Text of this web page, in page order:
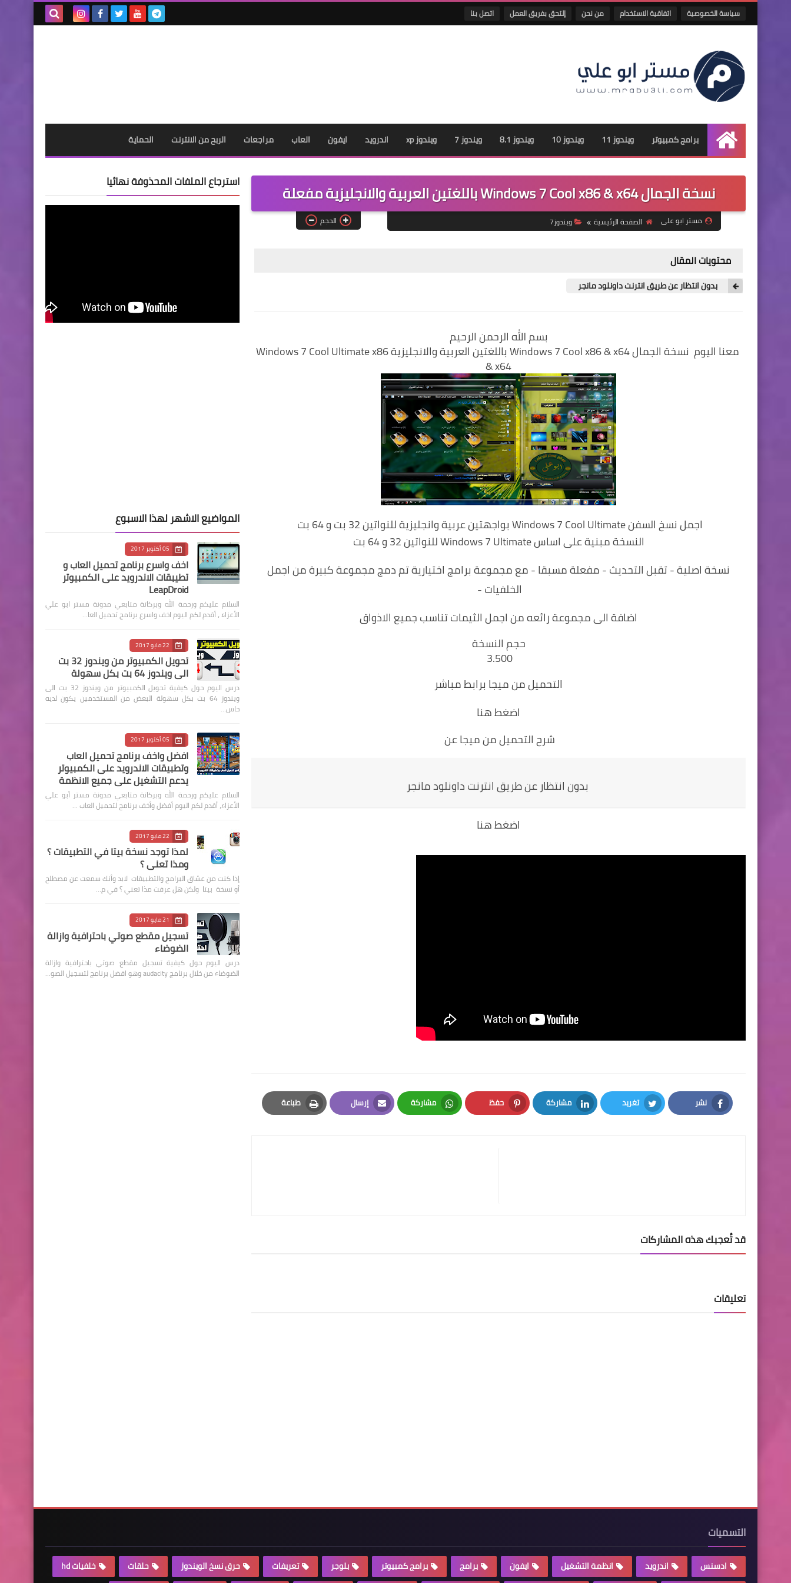
سياسة الخصوصية اتفاقية الاستخدام من نحن إلتحق بفريق العمل اتصل بنا
الرئيسية
برامج كمبيوتر ويندوز 11 ويندوز 10 ويندوز 8.1 ويندوز 7 ويندوز xp اندرويد ايفون العاب مراجعات الربح من الانترنت الحماية
نسخة الجمال Windows 7 Cool x86 & x64 باللغتين العربية والانجليزية مفعلة
مستر ابو على الصفحة الرئيسية ويندوز7 الحجم
محتويات المقال
بدون انتظار عن طريق انترنت داونلود مانجر
بسم الله الرحمن الرحيم
معنا اليوم نسخة الجمال Windows 7 Cool x86 & x64 باللغتين العربية والانجليزية Windows 7 Cool Ultimate x86
& x64
اجمل نسخ السفن Windows 7 Cool Ultimate بواجهتين عربية وانجليزية للنواتين 32 بت و 64 بت
النسخة مبنية على اساس Windows 7 Ultimate للنواتين 32 و 64 بت
نسخة اصلية - تقبل التحديث - مفعلة مسبقا - مع مجموعة برامج اختيارية تم دمج مجموعة كبيرة من اجمل
الخلفيات -
اضافة الى مجموعة رائعه من اجمل الثيمات تناسب جميع الاذواق
حجم النسخة
3.500
التحميل من ميجا برابط مباشر
اضغط هنا
شرح التحميل من ميجا عن
بدون انتظار عن طريق انترنت داونلود مانجر
اضغط هنا
نشر
Facebook
تغريد
Twitter
مشاركة
LinkedIn
حفظ
Pinterest
مشاركة
Whatsapp
إرسال
Email
طباعة
Print
قد تُعجبك هذه المشاركات
تعليقات
استرجاع الملفات المحذوفة نهائيا
المواضيع الاشهر لهذا الاسبوع
05 أكتوبر 2017
اخف واسرع برنامج تحميل العاب و
تطيبقات الاندرويد على الكمبيوتر
LeapDroid
السلام عليكم ورحمة الله وبركاتة متابعي مدونة مستر ابو علي
الأعزاء ، أقدم لكم اليوم اخف واسرع برنامج تحميل العا…
22 مايو 2017
تحويل الكمبيوتر من ويندوز 32 بت
الى ويندوز 64 بت بكل سهولة
درس اليوم حول كيفية تحويل الكمبيوتر من ويندوز 32 بت الى
ويندوز 64 بت بكل سهولة البعض من المستخدمين يكون لديه
حاس…
05 أكتوبر 2017
افضل واخف برنامج تحميل العاب
وتطبيقات الاندرويد على الكمبيوتر
يدعم التشغيل على جميع الانظمة
السلام عليكم ورحمة الله وبركاتة متابعي مدونة مستر أبو علي
الأعزاء، أقدم لكم اليوم أفضل وأخف برنامج لتحميل العاب …
22 مايو 2017
لمذا توجد نسخة بيتا في التطبيقات ؟
ومذا تعني ؟
إذا كنت من عشاق البرامج والتطبيقات لابد وأنك سمعت عن مصطلح
أو نسخة بيتا ولكن هل عرفت مذا تعني ؟ في م…
21 مايو 2017
تسجيل مقطع صوتي باحترافية وازالة
الضوضاء
درس اليوم حول كيفية تسجيل مقطع صوتي باحترافية وازالة
الضوضاء من خلال برنامج audacity وهو افضل برنامج لتسجيل الصو…
التسميات
ادسنس اندرويد انظمة التشغيل ايفون برامج برامج كمبيوتر بلوجر تعريفات حرق نسخ الويندوز حلقات خلفيات hd